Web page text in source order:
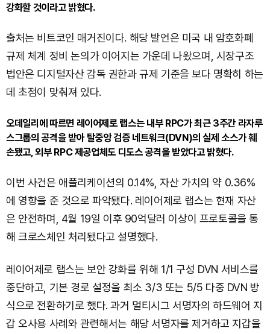
강화할 것이라고 밝혔다.
출처는 비트코인 매거진이다. 해당 발언은 미국 내 암호화폐
규제 체계 정비 논의가 이어지는 가운데 나왔으며, 시장구조
법안은 디지털자산 감독 권한과 규제 기준을 보다 명확히 하는
데 초점이 맞춰져 있다.
오데일리에 따르면 레이어제로 랩스는 내부 RPC가 최근 3주간 라자루
스그룹의 공격을 받아 탈중앙 검증 네트워크(DVN)의 실제 소스가 훼
손됐고, 외부 RPC 제공업체도 디도스 공격을 받았다고 밝혔다.
이번 사건은 애플리케이션의 0.14%, 자산 가치의 약 0.36%
에 영향을 준 것으로 파악됐다. 레이어제로 랩스는 현재 자산
은 안전하며, 4월 19일 이후 90억달러 이상이 프로토콜을 통
해 크로스체인 처리됐다고 설명했다.
레이어제로 랩스는 보안 강화를 위해 1/1 구성 DVN 서비스를
중단하고, 기본 경로 설정을 최소 3/3 또는 5/5 다중 DVN 방
식으로 전환하기로 했다. 과거 멀티시그 서명자의 하드웨어 지
갑 오사용 사례와 관련해서는 해당 서명자를 제거하고 지갑을